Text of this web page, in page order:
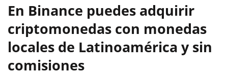
En Binance puedes adquirir
criptomonedas con monedas
locales de Latinoamérica y sin
comisiones